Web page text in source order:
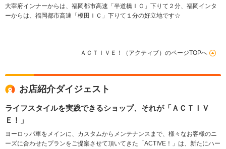
大宰府インナーからは、福岡都市高速「半道橋ＩＣ」下りて２分、福岡インタ
ーからは、福岡都市高速「榎田ＩＣ」下りて１分の好立地です☆
ＡＣＴＩＶＥ！（アクティブ）のページTOPへ
お店紹介ダイジェスト
ライフスタイルを実践できるショップ、それが「ＡＣＴＩＶ
Ｅ！」
ヨーロッパ車をメインに、カスタムからメンテナンスまで、様々なお客様のニ
ーズに合わせたプランをご提案させて頂いてきた「ACTIVE！」は、新たにハー